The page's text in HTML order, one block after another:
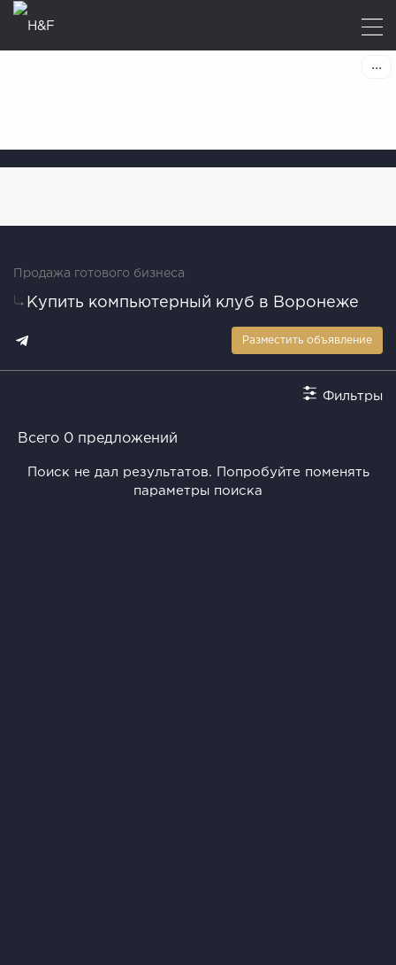
Продажа готового бизнеса
Купить компьютерный клуб в Воронеже
Разместить объявление
Фильтры
Всего 0 предложений
Поиск не дал результатов. Попробуйте поменять
параметры поиска